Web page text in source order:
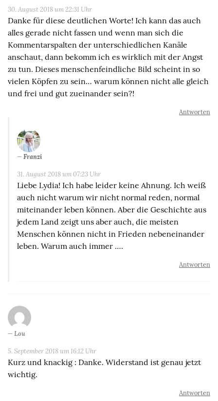
30. August 2018 um 22:31 Uhr
Danke für diese deutlichen Worte! Ich kann das auch
alles gerade nicht fassen und wenn man sich die
Kommentarspalten der unterschiedlichen Kanäle
anschaut, dann bekomm ich es wirklich mit der Angst
zu tun. Dieses menschenfeindliche Bild scheint in so
vielen Köpfen zu sein… warum können nicht alle gleich
und frei und gut zueinander sein?!
Antworten
Franzi
31. August 2018 um 07:23 Uhr
Liebe Lydia! Ich habe leider keine Ahnung. Ich weiß
auch nicht warum wir nicht normal reden, normal
miteinander leben können. Aber die Geschichte aus
jedem Land zeigt uns aber auch, die meisten
Menschen können nicht in Frieden nebeneinander
leben. Warum auch immer ….
Antworten
Lou
5. September 2018 um 16:12 Uhr
Kurz und knackig : Danke. Widerstand ist genau jetzt
wichtig.
Antworten